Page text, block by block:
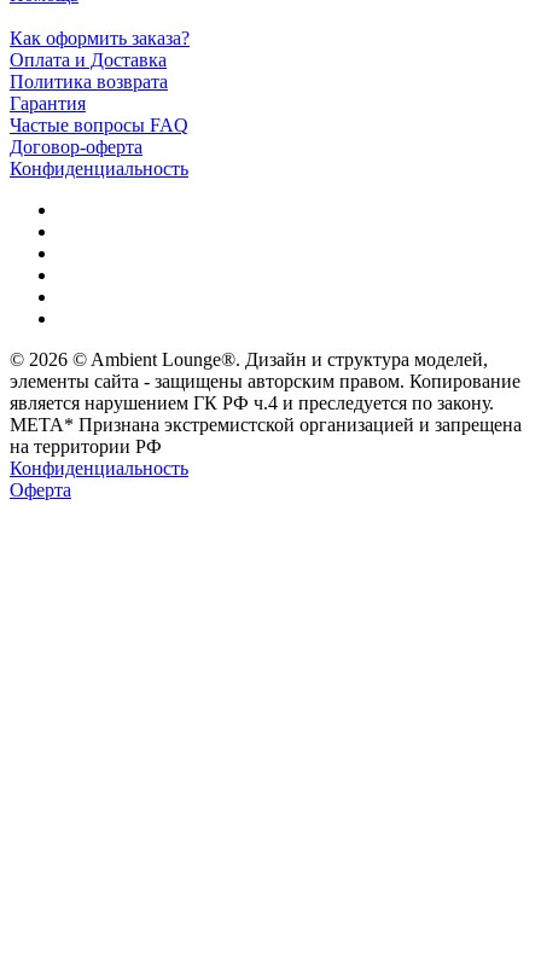
Как оформить заказа?
Оплата и Доставка
Политика возврата
Гарантия
Частые вопросы FAQ
Договор-оферта
Конфиденциальность
© 2026 © Ambient Lounge®. Дизайн и структура моделей,
элементы сайта - защищены авторским правом. Копирование
является нарушением ГК РФ ч.4 и преследуется по закону.
МЕТА* Признана экстремистской организацией и запрещена
на территории РФ
Конфиденциальность
Оферта